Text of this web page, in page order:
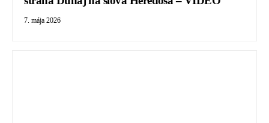
7. mája 2026